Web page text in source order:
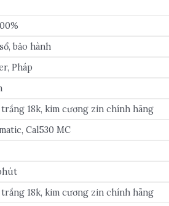
bảo hành
Pháp
trắng 18k, kim cương zin chính hãng
Cal530 MC
trắng 18k, kim cương zin chính hãng